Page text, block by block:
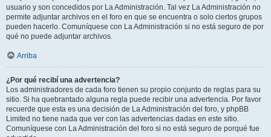
usuario y son concedidos por La Administración. Tal vez La Administración no
permite adjuntar archivos en el foro en que se encuentra o solo ciertos grupos
pueden hacerlo. Comuníquese con La Administración si no está seguro de por
qué no puede adjuntar archivos.
Arriba
¿Por qué recibí una advertencia?
Los administradores de cada foro tienen su propio conjunto de reglas para su
sitio. Si ha quebrantado alguna regla puede recibir una advertencia. Por favor
recuerde que esta es una decisión de La Administración del foro, y phpBB
Limited no tiene nada que ver con las advertencias dadas en este sitio.
Comuníquese con La Administración del foro si no está seguro de porqué fue